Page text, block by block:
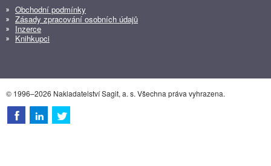
Obchodní podmínky
Zásady zpracování osobních údajů
Inzerce
Knihkupci
© 1996–2026 Nakladatelství Sagit, a. s. Všechna práva vyhrazena.